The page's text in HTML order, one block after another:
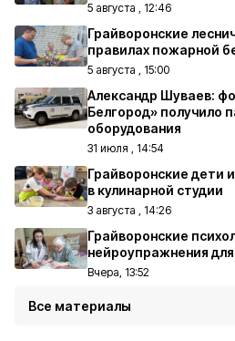
5 августа , 12:46
Грайворонские
правилах пожарной
5 августа , 15:00
Александр Шуваев:
Белгород» получило
оборудования
31 июля , 14:54
Грайворонские дети
в кулинарной студии
3 августа , 14:26
Грайворонские
нейроупражнения
Вчера, 13:52
Все материалы